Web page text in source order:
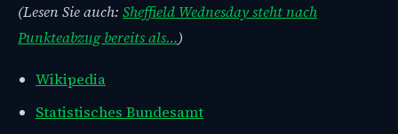
(Lesen Sie auch: Sheffield Wednesday steht nach
Punkteabzug bereits als…)
Wikipedia
Statistisches Bundesamt